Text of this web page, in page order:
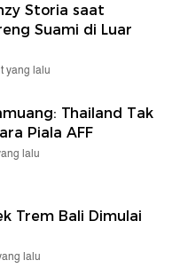
Storia saat
Suami di Luar
yang lalu
Thailand Tak
Piala AFF
lalu
Trem Bali Dimulai
lalu